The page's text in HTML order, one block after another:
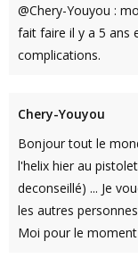
@Chery-Youyou :
fait faire il y a 5 ans
complications.
Chery-Youyou
Bonjour tout le
l'helix hier au
deconseillé) ... Je
les autres
Moi pour le moment